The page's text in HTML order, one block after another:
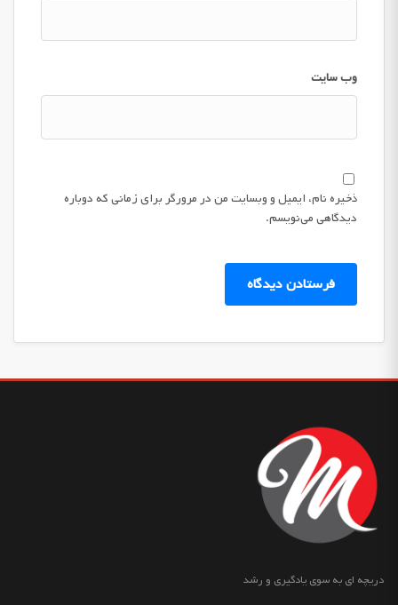
وب‌ سایت
ذخیره نام، ایمیل و وبسایت من در مرورگر برای زمانی که دوباره
دیدگاهی می‌نویسم.
دریچه ای به سوی یادگیری و رشد